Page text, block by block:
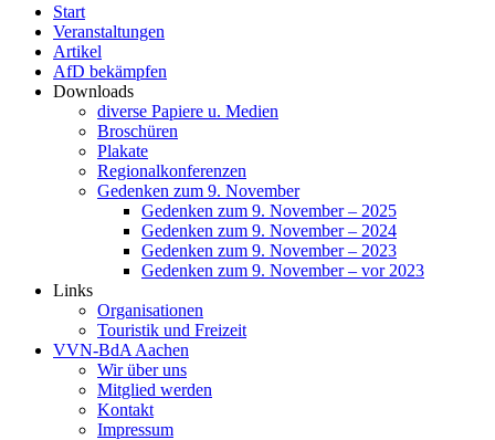
Start
Veranstaltungen
Artikel
AfD bekämpfen
Downloads
diverse Papiere u. Medien
Broschüren
Plakate
Regionalkonferenzen
Gedenken zum 9. November
Gedenken zum 9. November – 2025
Gedenken zum 9. November – 2024
Gedenken zum 9. November – 2023
Gedenken zum 9. November – vor 2023
Links
Organisationen
Touristik und Freizeit
VVN-BdA Aachen
Wir über uns
Mitglied werden
Kontakt
Impressum